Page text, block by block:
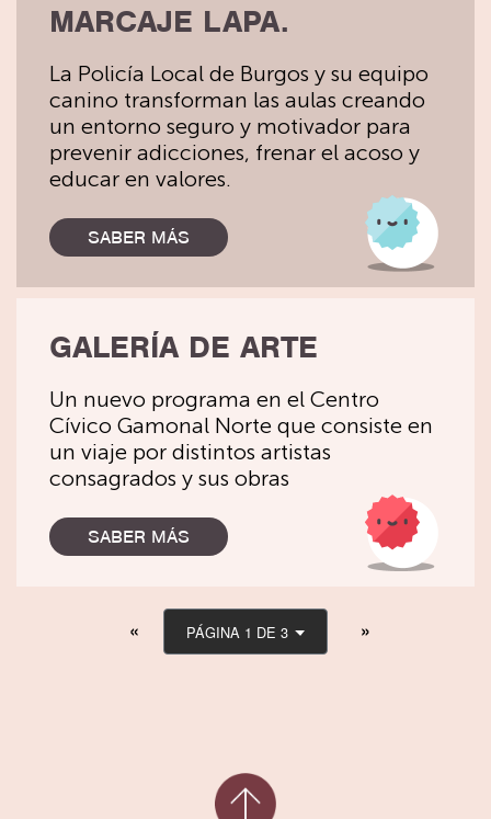
MARCAJE LAPA.
La Policía Local de Burgos y su equipo
canino transforman las aulas creando
un entorno seguro y motivador para
prevenir adicciones, frenar el acoso y
educar en valores.
SABER MÁS
GALERÍA DE ARTE
Un nuevo programa en el Centro
Cívico Gamonal Norte que consiste en
un viaje por distintos artistas
consagrados y sus obras
SABER MÁS
PÁGINA 1 DE 3